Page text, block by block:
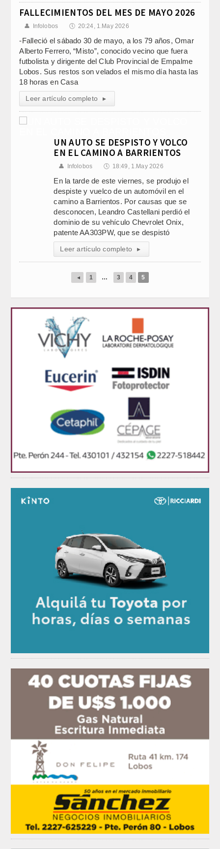
FALLECIMIENTOS DEL MES DE MAYO 2026
👤 Infolobos 🕔 20:24, 1.May 2026
-Falleció el sábado 30 de mayo, a los 79 años, Omar
Alberto Ferrero, “Misto”, conocido vecino que fuera
futbolista y dirigente del Club Provincial de Empalme
Lobos. Sus restos son velados el mismo día hasta las
18 horas en Casa
Leer artículo completo ▸
UN AUTO SE DESPISTO Y VOLCO
EN EL CAMINO A BARRIENTOS
👤 Infolobos 🕔 18:49, 1.May 2026
En la tarde de este viernes, se produjo el
despiste y vuelco de un automóvil en el
camino a Barrientos. Por causas que se
desconocen, Leandro Castellani perdió el
dominio de su vehículo Chevrolet Onix,
patente AA303PW, que se despistó
Leer artículo completo ▸
◂ 1 … 3 4 5